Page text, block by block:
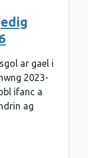
ar gael i
2023-
ifanc a
ag